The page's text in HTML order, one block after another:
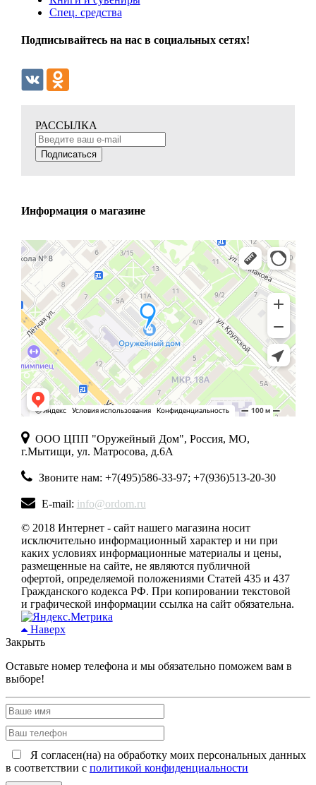
Спец. средства
Подписывайтесь на нас в социальных сетях!
РАССЫЛКА
Подписаться
Информация о магазине
ООО ЦПП "Оружейный Дом", Россия, МО,
г.Мытищи, ул. Матросова, д.6А
Звоните нам: +7(495)586-33-97; +7(936)513-20-30
E-mail: info@ordom.ru
© 2018 Интернет - сайт нашего магазина носит
исключительно информационный характер и ни при
каких условиях информационные материалы и цены,
размещенные на сайте, не являются публичной
офертой, определяемой положениями Статей 435 и 437
Гражданского кодекса РФ. При копировании текстовой
и графической информации ссылка на сайт обязательна.
Наверх
Закрыть
Оставьте номер телефона и мы обязательно поможем вам в
выборе!
Я согласен(на) на обработку моих персональных данных
в соответствии с политикой конфиденциальности